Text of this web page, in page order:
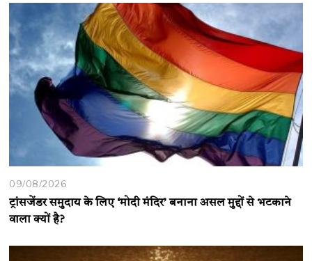
09/08/2026
ट्रांसजेंडर समुदाय के लिए ‘मोदी मंदिर’ बनाना असल मुद्दों से भटकाने
वाला क्यों है?